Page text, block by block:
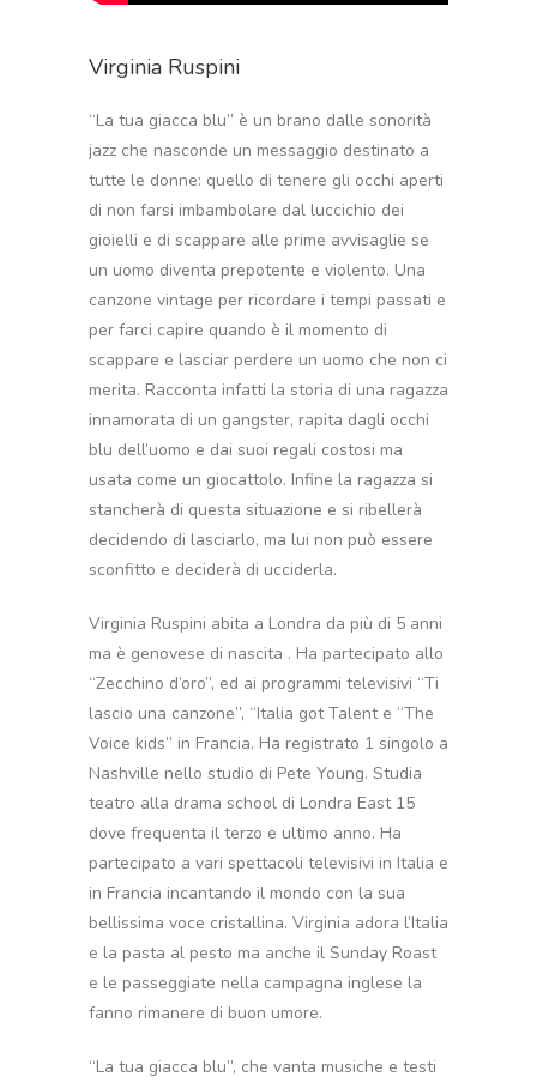
Virginia Ruspini
“La tua giacca blu” è un brano dalle sonorità
jazz che nasconde un messaggio destinato a
tutte le donne: quello di tenere gli occhi aperti
di non farsi imbambolare dal luccichio dei
gioielli e di scappare alle prime avvisaglie se
un uomo diventa prepotente e violento. Una
canzone vintage per ricordare i tempi passati e
per farci capire quando è il momento di
scappare e lasciar perdere un uomo che non ci
merita. Racconta infatti la storia di una ragazza
innamorata di un gangster, rapita dagli occhi
blu dell’uomo e dai suoi regali costosi ma
usata come un giocattolo. Infine la ragazza si
stancherà di questa situazione e si ribellerà
decidendo di lasciarlo, ma lui non può essere
sconfitto e deciderà di ucciderla.
Virginia Ruspini abita a Londra da più di 5 anni
ma è genovese di nascita . Ha partecipato allo
“Zecchino d’oro”, ed ai programmi televisivi “Ti
lascio una canzone”, “Italia got Talent e “The
Voice kids” in Francia. Ha registrato 1 singolo a
Nashville nello studio di Pete Young. Studia
teatro alla drama school di Londra East 15
dove frequenta il terzo e ultimo anno. Ha
partecipato a vari spettacoli televisivi in Italia e
in Francia incantando il mondo con la sua
bellissima voce cristallina. Virginia adora l’Italia
e la pasta al pesto ma anche il Sunday Roast
e le passeggiate nella campagna inglese la
fanno rimanere di buon umore.
“La tua giacca blu”, che vanta musiche e testi